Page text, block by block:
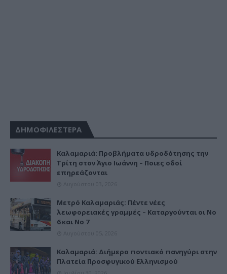
ΔΗΜΟΦΙΛΕΣΤΕΡΑ
Καλαμαριά: Προβλήματα υδροδότησης την
Τρίτη στον Άγιο Ιωάννη – Ποιες οδοί
επηρεάζονται
Μετρό Καλαμαριάς: Πέντε νέες
λεωφορειακές γραμμές – Καταργούνται οι Νο
6 και Νο 7
Καλαμαριά: Διήμερο ποντιακό πανηγύρι στην
Πλατεία Προσφυγικού Ελληνισμού